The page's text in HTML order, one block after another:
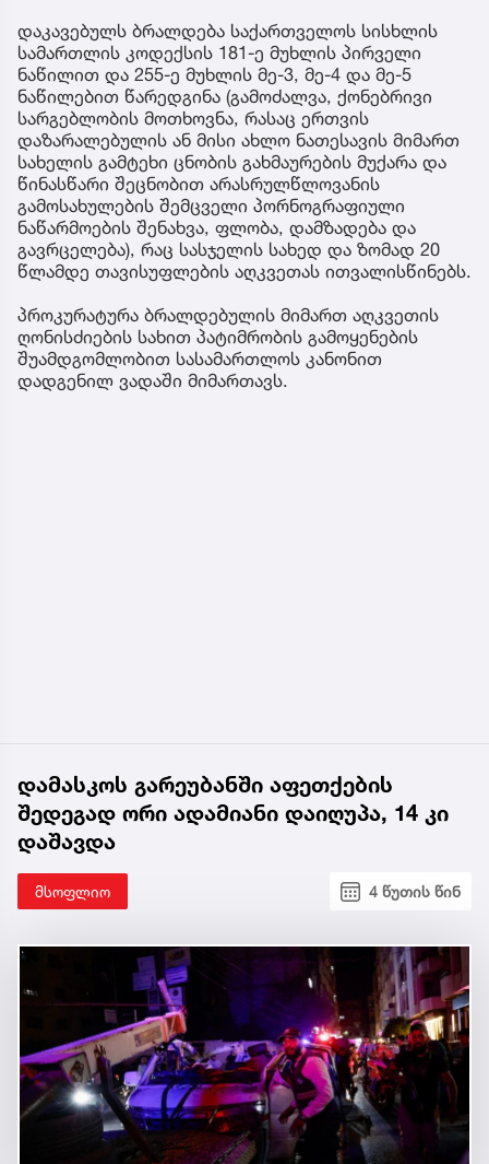
დაკავებულს ბრალდება საქართველოს სისხლის
სამართლის კოდექსის 181-ე მუხლის პირველი
ნაწილით და 255-ე მუხლის მე-3, მე-4 და მე-5
ნაწილებით წარედგინა (გამოძალვა, ქონებრივი
სარგებლობის მოთხოვნა, რასაც ერთვის
დაზარალებულის ან მისი ახლო ნათესავის მიმართ
სახელის გამტეხი ცნობის გახმაურების მუქარა და
წინასწარი შეცნობით არასრულწლოვანის
გამოსახულების შემცველი პორნოგრაფიული
ნაწარმოების შენახვა, ფლობა, დამზადება და
გავრცელება), რაც სასჯელის სახედ და ზომად 20
წლამდე თავისუფლების აღკვეთას ითვალისწინებს.
პროკურატურა ბრალდებულის მიმართ აღკვეთის
ღონისძიების სახით პატიმრობის გამოყენების
შუამდგომლობით სასამართლოს კანონით
დადგენილ ვადაში მიმართავს.
დამასკოს გარეუბანში აფეთქების
შედეგად ორი ადამიანი დაიღუპა, 14 კი
დაშავდა
მსოფლიო 4 წუთის წინ